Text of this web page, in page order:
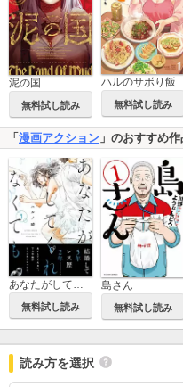
泥の国
無料試し読み
ハルのサボり飯
無料試し読み
「漫画アクション 」のおすすめ作
あなたがしてくれなくても
無料試し読み
島さん
無料試し読み
読み方を選択